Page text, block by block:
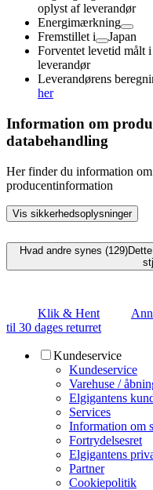
oplyst af leverandør
Energimærkning
Fremstillet i
Japan
Forventet levetid målt
leverandør
Leverandørens
her
Information om
databehandling
Her finder du information
producentinformation
Vis sikkerhedsoplysninger
Hvad andre synes (129)
Klik & Hent
til 30 dages returret
Kundeservice
Kundeservice
Varehuse /
Elgigantens
Services
Information om
Fortrydelsesret
Elgigantens
Partner
Cookiepolitik